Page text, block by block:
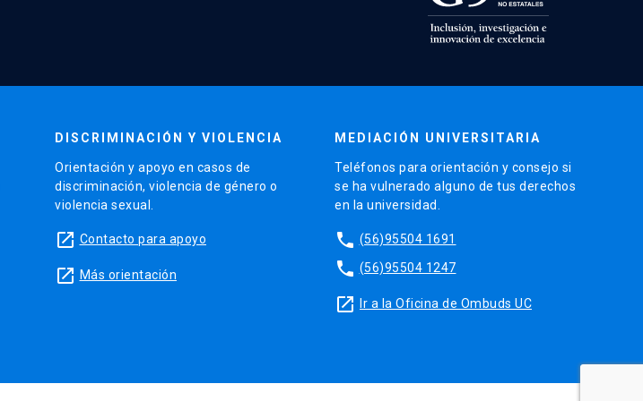
DISCRIMINACIÓN Y VIOLENCIA
Orientación y apoyo en casos de
discriminación, violencia de género o
violencia sexual.
launch Contacto para apoyo
launch Más orientación
MEDIACIÓN UNIVERSITARIA
Teléfonos para orientación y consejo si
se ha vulnerado alguno de tus derechos
en la universidad.
phone (56)95504 1691
phone (56)95504 1247
launch Ir a la Oficina de Ombuds UC